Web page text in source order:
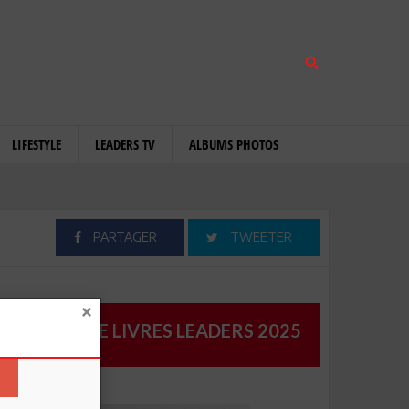
LIFESTYLE LEADERS TV ALBUMS PHOTOS
PARTAGER TWEETER
CATALOGUE LIVRES LEADERS 2025